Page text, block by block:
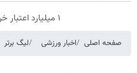
۱ میلیارد اعتبار خرید طلا | بدون ضامن و چک
صفحه اصلی اخبار ورزشی لیگ برتر